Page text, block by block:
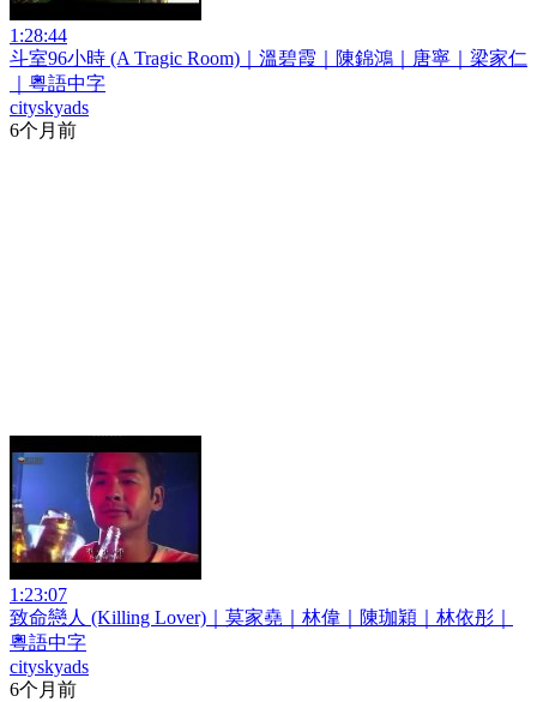
1:28:44
斗室96小時 (A Tragic Room)｜溫碧霞｜陳錦鴻｜唐寧｜梁家仁
｜粵語中字
cityskyads
6个月前
1:23:07
致命戀人 (Killing Lover)｜莫家堯｜林偉｜陳珈穎｜林依彤｜
粵語中字
cityskyads
6个月前